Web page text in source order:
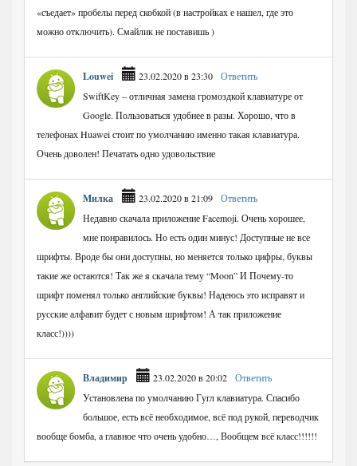
«съедает» пробелы перед скобкой (в настройках е нашел, где это
можно отключить). Смайлик не поставишь )
Louwei 23.02.2020 в 23:30
Ответить
SwiftKey – отличная замена громоздкой клавиатуре от
Google. Пользоваться удобнее в разы. Хорошо, что в
телефонах Huawei стоит по умолчанию именно такая клавиатура.
Очень доволен! Печатать одно удовольствие
Милка 23.02.2020 в 21:09
Ответить
Недавно скачала приложение Facemoji. Очень хорошее,
мне понравилось. Но есть один минус! Доступные не все
шрифты. Вроде бы они доступны, но меняется только цифры, буквы
такие же остаются! Так же я скачала тему “Moon” И Почему-то
шрифт поменял только английские буквы! Надеюсь это исправят и
русские алфавит будет с новым шрифтом! А так приложение
класс!))))
Владимир 23.02.2020 в 20:02
Ответить
Установлена по умолчанию Гугл клавиатура. Спасибо
большое, есть всё необходимое, всё под рукой, переводчик
вообще бомба, а главное что очень удобно…, Вообщем всё класс!!!!!!